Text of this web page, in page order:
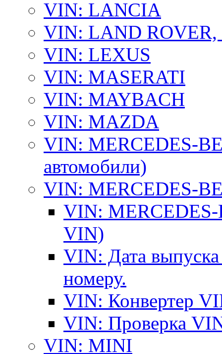
VIN: LANCIA
VIN: LAND ROVER,
VIN: LEXUS
VIN: MASERATI
VIN: MAYBACH
VIN: MAZDA
VIN: MERCEDES-
автомобили)
VIN: MERCEDES-
VIN: MERCEDES-
VIN)
VIN: Дата
номеру.
VIN: Конвертер
VIN: Проверка
VIN: MINI